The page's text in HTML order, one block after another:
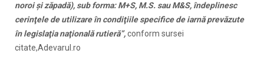
noroi şi zăpadă), sub forma: M+S, M.S. sau M&S, îndeplinesc
cerinţele de utilizare în condiţiile specifice de iarnă prevăzute
în legislaţia naţională rutieră”,conform sursei
citate,Adevarul.ro